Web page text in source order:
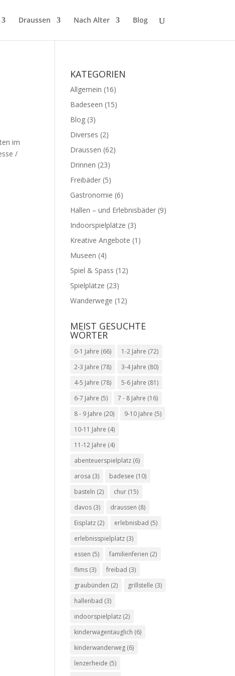
Draussen Nach Alter Blog
im
/
KATEGORIEN
Allgemein (16)
Badeseen (15)
Blog (3)
Diverses (2)
Draussen (62)
Drinnen (23)
Freibäder (5)
Gastronomie (6)
Hallen – und Erlebnisbäder (9)
Indoorspielplätze (3)
Kreative Angebote (1)
Museen (4)
Spiel & Spass (12)
Spielplätze (23)
Wanderwege (12)
MEIST GESUCHTE
WÖRTER
0-1 Jahre (66) 1-2 Jahre (72)
2-3 Jahre (78) 3-4 Jahre (80)
4-5 Jahre (78) 5-6 Jahre (81)
6-7 Jahre (5) 7 - 8 Jahre (16)
8 - 9 Jahre (20) 9-10 Jahre (5)
10-11 Jahre (4)
11-12 Jahre (4)
abenteuerspielplatz (6)
arosa (3) badesee (10)
basteln (2) chur (15)
davos (3) draussen (8)
Eisplatz (2) erlebnisbad (5)
erlebnisspielplatz (3)
essen (5) familienferien (2)
flims (3) freibad (3)
graubünden (2) grillstelle (3)
hallenbad (3)
indoorspielplatz (2)
kinderwagentauglich (6)
kinderwanderweg (6)
lenzerheide (5)